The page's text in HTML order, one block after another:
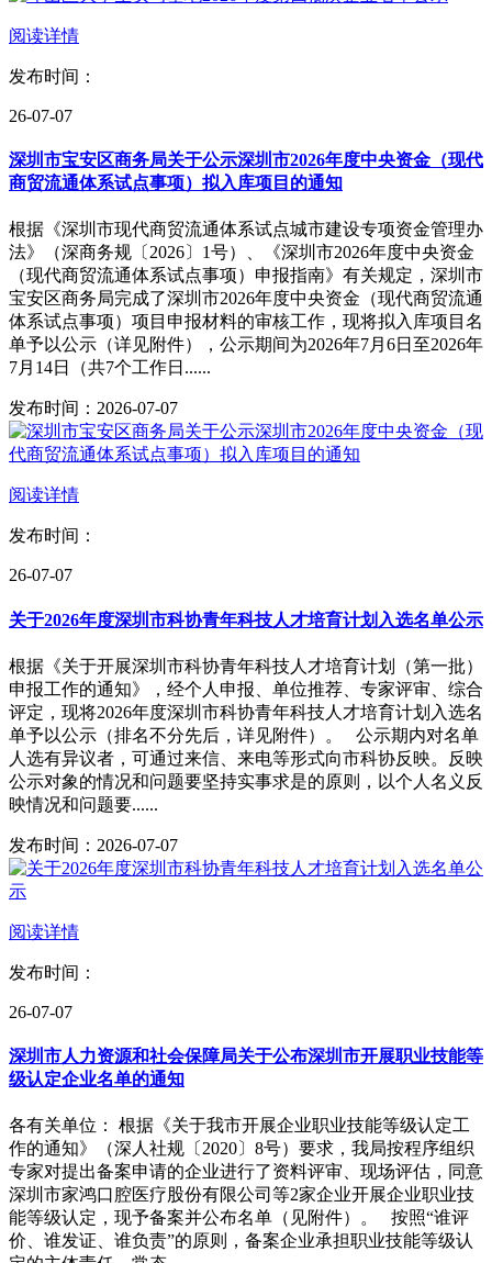
阅读详情
发布时间：
26-07-07
深圳市宝安区商务局关于公示深圳市2026年度中央资金（现代
商贸流通体系试点事项）拟入库项目的通知
根据《深圳市现代商贸流通体系试点城市建设专项资金管理办
法》（深商务规〔2026〕1号）、《深圳市2026年度中央资金
（现代商贸流通体系试点事项）申报指南》有关规定，深圳市
宝安区商务局完成了深圳市2026年度中央资金（现代商贸流通
体系试点事项）项目申报材料的审核工作，现将拟入库项目名
单予以公示（详见附件），公示期间为2026年7月6日至2026年
7月14日（共7个工作日......
发布时间：2026-07-07
阅读详情
发布时间：
26-07-07
关于2026年度深圳市科协青年科技人才培育计划入选名单公示
根据《关于开展深圳市科协青年科技人才培育计划（第一批）
申报工作的通知》，经个人申报、单位推荐、专家评审、综合
评定，现将2026年度深圳市科协青年科技人才培育计划入选名
单予以公示（排名不分先后，详见附件）。 公示期内对名单
人选有异议者，可通过来信、来电等形式向市科协反映。反映
公示对象的情况和问题要坚持实事求是的原则，以个人名义反
映情况和问题要......
发布时间：2026-07-07
阅读详情
发布时间：
26-07-07
深圳市人力资源和社会保障局关于公布深圳市开展职业技能等
级认定企业名单的通知
各有关单位： 根据《关于我市开展企业职业技能等级认定工
作的通知》（深人社规〔2020〕8号）要求，我局按程序组织
专家对提出备案申请的企业进行了资料评审、现场评估，同意
深圳市家鸿口腔医疗股份有限公司等2家企业开展企业职业技
能等级认定，现予备案并公布名单（见附件）。 按照“谁评
价、谁发证、谁负责”的原则，备案企业承担职业技能等级认